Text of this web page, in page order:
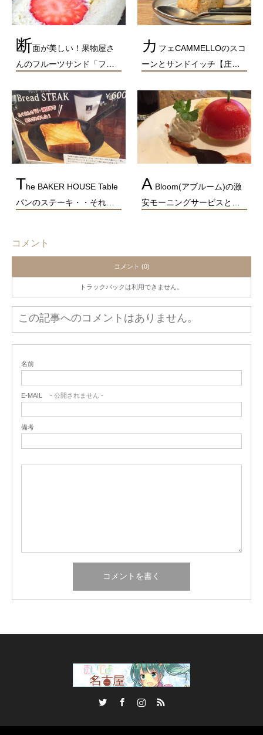
断面が美しい！果物屋さ
んのフルーツサンド「フ…
カ フェCAMMELLOのスコ
ーンとサンドイッチ【庄…
The BAKER HOUSE Table
パンのステーキ・・それ…
A Bloom(アブルーム)の激
安モーニングサービスと…
コメント
コメント (0)
トラックバックは利用できません。
この記事へのコメントはありません。
名前
E-MAIL - 公開されません -
備考
RSS